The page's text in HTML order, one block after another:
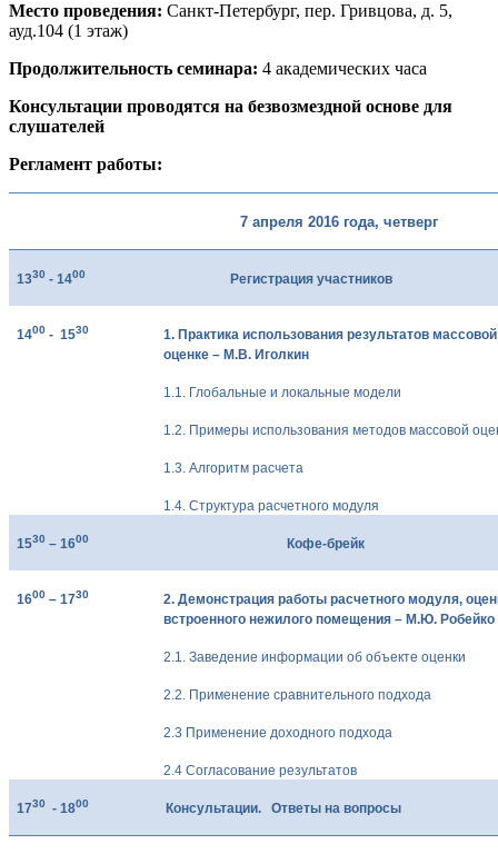
Место проведения: Санкт-Петербург, пер. Гривцова, д. 5,
ауд.104 (1 этаж)
Продолжительность семинара: 4 академических часа
Консультации проводятся на безвозмездной основе для
слушателей
Регламент работы:
7 апреля 2016 года, четверг
1330 - 1400 Регистрация участников
1400 - 1530
1. Практика использования результатов
оценке – М.В. Иголкин
1.1. Глобальные и локальные модели
1.2. Примеры использования методов массовой
1.3. Алгоритм расчета
1.4. Структура расчетного модуля
1530 – 1600 Кофе-брейк
1600 – 1730
2. Демонстрация работы расчетного модуля,
встроенного нежилого помещения – М.Ю. Робейко
2.1. Заведение информации об объекте оценки
2.2. Применение сравнительного подхода
2.3 Применение доходного подхода
2.4 Согласование результатов
1730 - 1800 Консультации. Ответы на вопросы